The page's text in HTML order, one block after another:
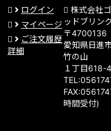
ログイン
マイページ
ご注文履歴
詳細
株式会社
ッドブリン
〒4700136
愛知県日進
竹の山
１丁目618-
時間受付)